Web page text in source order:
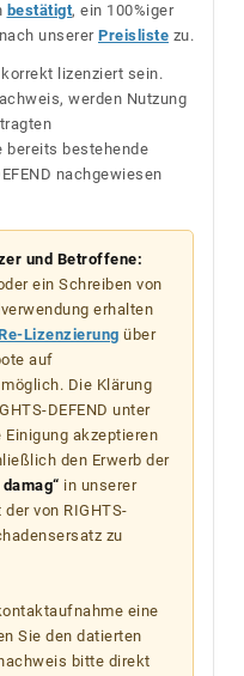
bestätigt, ein 100%iger
unserer Preisliste zu.
lizenziert sein.
werden Nutzung
bereits bestehende
nachgewiesen
und Betroffene:
ein Schreiben von
erhalten
Lizenzierung über
auf
Die Klärung
DEFEND unter
Einigung akzeptieren
den Erwerb der
in unserer
von RIGHTS-
zu
eine
Sie den datierten
bitte direkt